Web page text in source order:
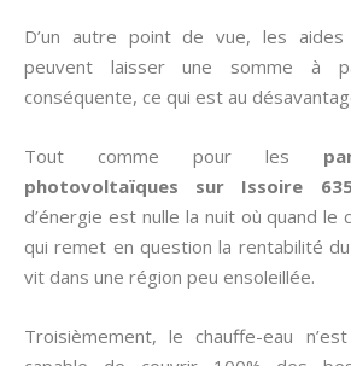
D’un autre point de vue, les aides
peuvent laisser une somme à
conséquente, ce qui est au
Tout comme pour les
photovoltaïques sur Issoire
d’énergie est nulle la nuit où quand le
qui remet en question la rentabilité
vit dans une région peu ensoleillée.
Troisièmement, le chauffe-eau